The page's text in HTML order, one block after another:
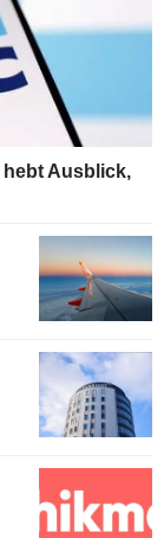
hebt Ausblick,